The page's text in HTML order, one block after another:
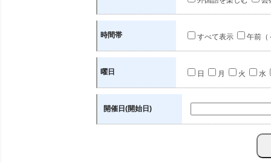
時間帯 すべて表示 午前（
曜日 日 月 火 水
開催日(開始日)